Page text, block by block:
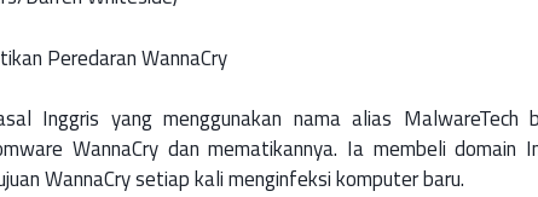
Peredaran WannaCry
Inggris yang menggunakan nama alias MalwareTech
WannaCry dan mematikannya. Ia membeli domain
WannaCry setiap kali menginfeksi komputer baru.